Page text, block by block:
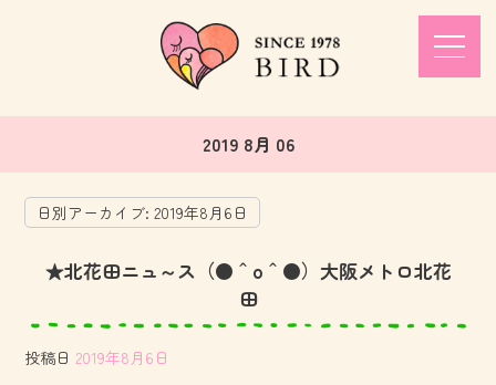
2019 8月 06
日別アーカイブ:2019年8月6日
★北花田ニュ～ス（●＾o＾●）大阪メトロ北花
田
投稿日 2019年8月6日